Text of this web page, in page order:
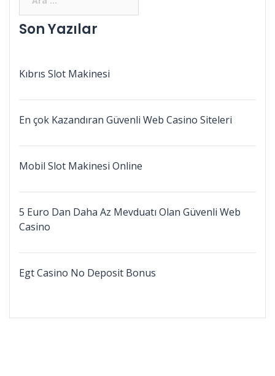
Son Yazılar
Kıbrıs Slot Makinesi
En çok Kazandıran Güvenli Web Casino Siteleri
Mobil Slot Makinesi Online
5 Euro Dan Daha Az Mevduatı Olan Güvenli Web
Casino
Egt Casino No Deposit Bonus